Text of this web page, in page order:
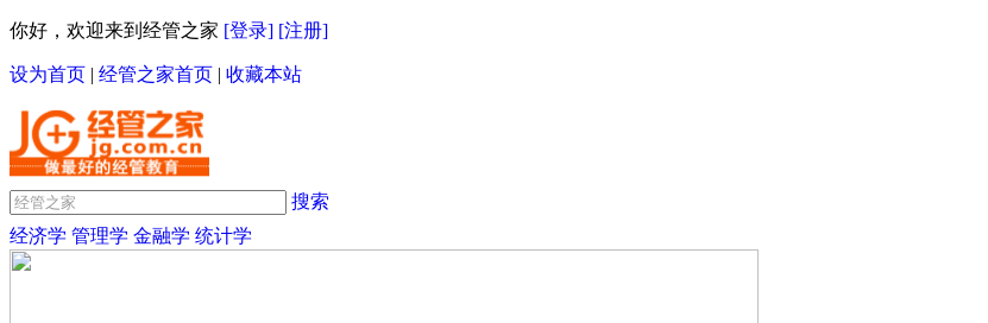
你好，欢迎来到经管之家 [登录] [注册]
设为首页 | 经管之家首页 | 收藏本站
搜索
经济学 管理学 金融学 统计学